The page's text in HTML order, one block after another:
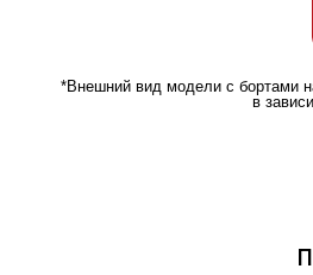
*Внешний вид модели с бортами
в